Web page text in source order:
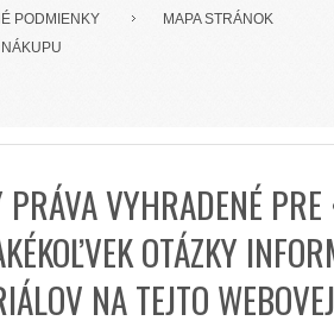
PODMIENKY
MAPA STRÁNOK
PRÁVA VYHRADENÉ
OTÁZKY
NA TEJTO